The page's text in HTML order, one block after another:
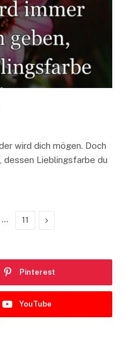
wird dich mögen. Doch
dessen Lieblingsfarbe du
… 11 Next
Pinterest
YouTube